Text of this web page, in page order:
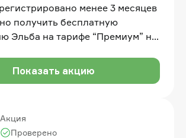
менее 3 месяцев
получить бесплатную
Эльба на тарифе “Премиум” на
Показать акцию
Акция
Проверено